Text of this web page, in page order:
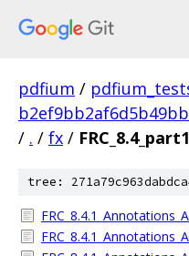
pdfium /
/ . / fx / FRC_8.4_part1
tree: